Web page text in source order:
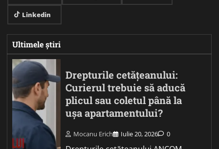
Linkedin
Ultimele știri
Drepturile cetățeanului:
Curierul trebuie să aducă
plicul sau coletul până la
ușa apartamentului?
Mocanu Erich Iulie 20, 2026 0